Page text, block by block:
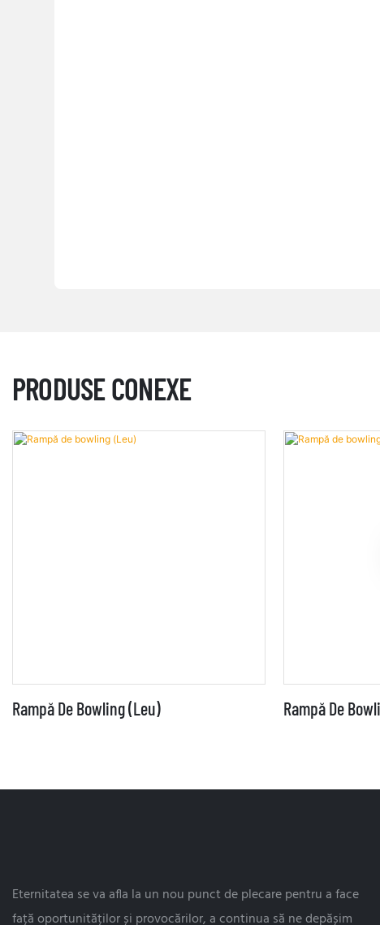
PRODUSE CONEXE
Rampă De Bowling (Leu) Rampă De
Eternitatea se va afla la un nou punct de plecare pentru a face
față oportunităților și provocărilor, a continua să ne depășim